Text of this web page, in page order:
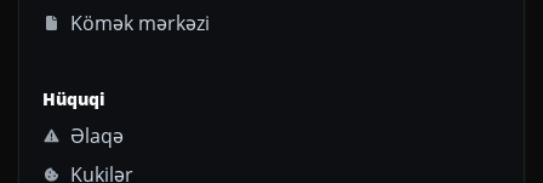
Kömək mərkəzi
Hüquqi
Əlaqə
Kukilər